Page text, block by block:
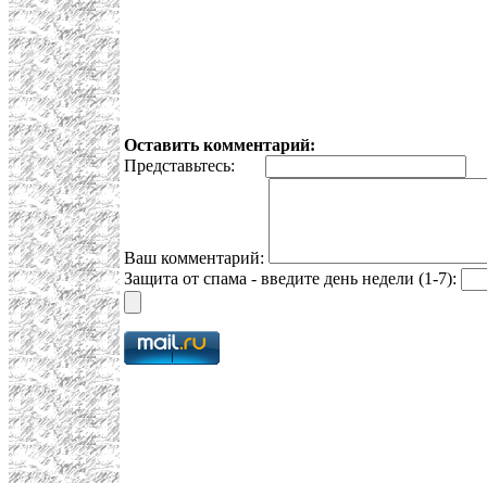
Оставить комментарий:
Представьтесь:
Ваш комментарий:
Защита от спама - введите день недели (1-7):